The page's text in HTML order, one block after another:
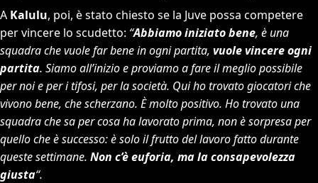
A Kalulu, poi, è stato chiesto se la Juve possa competere
per vincere lo scudetto: “Abbiamo iniziato bene, è una
squadra che vuole far bene in ogni partita, vuole vincere ogni
partita. Siamo all’inizio e proviamo a fare il meglio possibile
per noi e per i tifosi, per la società. Qui ho trovato giocatori che
vivono bene, che scherzano. È molto positivo. Ho trovato una
squadra che sa per cosa ha lavorato prima, non è sorpresa per
quello che è successo: è solo il frutto del lavoro fatto durante
queste settimane. Non c’è euforia, ma la consapevolezza
giusta“.